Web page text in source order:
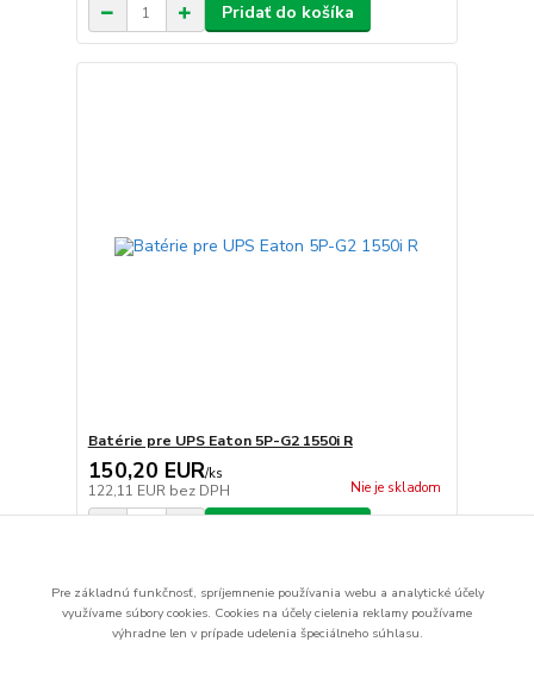
Pridať do košíka
Batérie pre UPS Eaton 5P-G2 1550i R
150,20 EUR/ks
122,11 EUR bez DPH Nie je skladom
strana
Pre základnú funkčnosť, spríjemnenie používania webu a analytické účely
využívame súbory cookies. Cookies na účely cielenia reklamy používame
výhradne len v prípade udelenia špeciálneho súhlasu.